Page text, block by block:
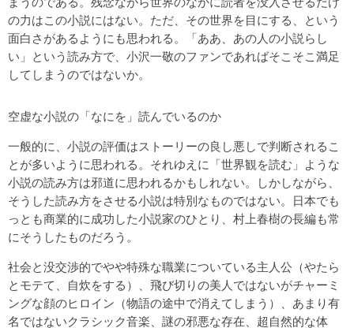
の力はこの小説にはない。ただ、その世界を目にする、という
面白さがあるようにも思われる。「ああ、あの人の小説らし
い」という読み方で、小沢一敬のファンであればそこそこ満足
してしまうのではないか。
空虚な小説の「なにを」読んでいるのか
一般的に、小説の評価はストーリーの良し悪しで判断されるこ
とが多いように思われる。それゆえに「世界観を読む」ような
小説の読み方は邪道に思われるかもしれない。しかしながら、
そうした読み方をさせる小説は特別なものではない。日本でも
っとも商業的に成功した小説家のひとり、村上春樹の長編も常
にそうしたものだろう。
社会と没交渉的でやや特殊な職業についている主人公（やたら
とモテて、自炊をする）、飛び切りの美人ではないがチャーミ
ングな顔のヒロイン（物語の途中で消えてしまう）、あまり有
名ではないクラシック音楽、謎の邪悪な存在、超自然的な体